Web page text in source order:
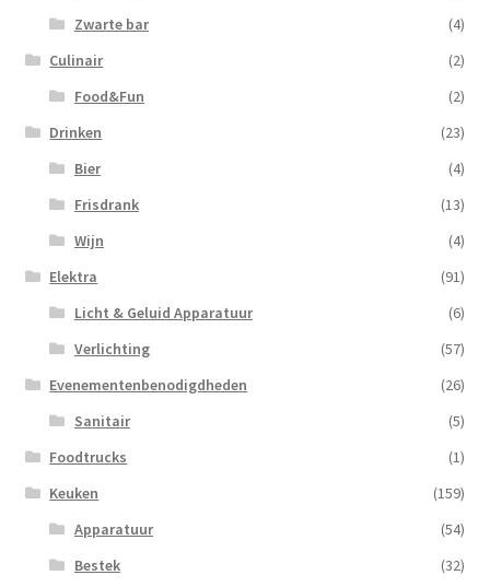
Zwarte bar
(4)
Culinair
(2)
Food&Fun
(2)
Drinken
(23)
Bier
(4)
Frisdrank
(13)
Wijn
(4)
Elektra
(91)
Licht & Geluid Apparatuur
(6)
Verlichting
(57)
Evenementenbenodigdheden
(26)
Sanitair
(5)
Foodtrucks
(1)
Keuken
(159)
Apparatuur
(54)
Bestek
(32)